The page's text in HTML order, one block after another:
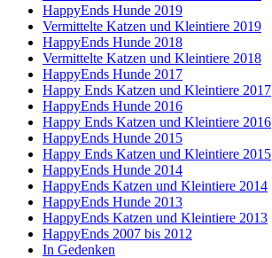
HappyEnds Hunde 2019
Vermittelte Katzen und Kleintiere 2019
HappyEnds Hunde 2018
Vermittelte Katzen und Kleintiere 2018
HappyEnds Hunde 2017
Happy Ends Katzen und Kleintiere 2017
HappyEnds Hunde 2016
Happy Ends Katzen und Kleintiere 2016
HappyEnds Hunde 2015
Happy Ends Katzen und Kleintiere 2015
HappyEnds Hunde 2014
HappyEnds Katzen und Kleintiere 2014
HappyEnds Hunde 2013
HappyEnds Katzen und Kleintiere 2013
HappyEnds 2007 bis 2012
In Gedenken